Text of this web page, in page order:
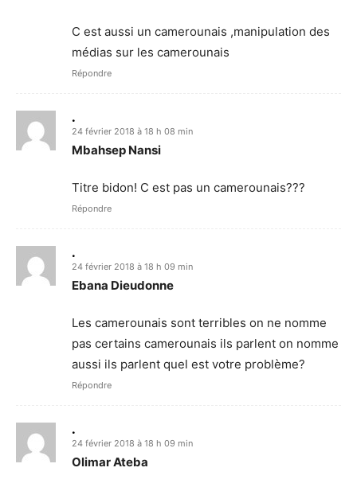
C est aussi un camerounais ,manipulation des
médias sur les camerounais
Répondre
.
24 février 2018 à 18 h 08 min
Mbahsep Nansi
Titre bidon! C est pas un camerounais???
Répondre
.
24 février 2018 à 18 h 09 min
Ebana Dieudonne
Les camerounais sont terribles on ne nomme
pas certains camerounais ils parlent on nomme
aussi ils parlent quel est votre problème?
Répondre
.
24 février 2018 à 18 h 09 min
Olimar Ateba